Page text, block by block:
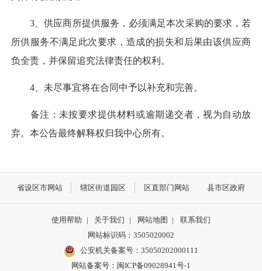
3、供应商所提供服务，必须满足本次采购的要求，若
所供服务不满足此次要求，造成的损失和后果由该供应商
负全责，并保留追究法律责任的权利。
4、未尽事宜将在合同中予以补充和完善。
备注：未按要求提供材料或逾期递交者，视为自动放
弃。本公告最终解释权归我中心所有。
省设区市网站 辖区街道园区 区直部门网站 县市区政府
使用帮助 | 关于我们 | 网站地图 |
联系我们
网站标识码：3505020002
公安机关备案号：35050202000111
网站备案号：闽ICP备09028941号-1